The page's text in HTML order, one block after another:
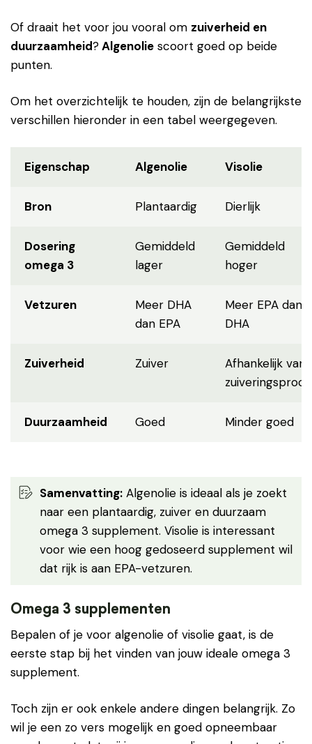
Of draait het voor jou vooral om zuiverheid en
duurzaamheid?Algenolie scoort goed op beide
punten.
Om het overzichtelijk te houden, zijn de belangrijkste
verschillen hieronder in een tabel weergegeven.
Eigenschap Algenolie Visolie
Bron Plantaardig Dierlijk
Dosering
omega 3
Gemiddeld
lager
Gemiddeld
hoger
Vetzuren
Meer DHA
dan EPA
Meer EPA dan
DHA
Zuiverheid Zuiver
Afhankelijk van
Duurzaamheid Goed Minder goed
Samenvatting: Algenolie is ideaal als je zoekt
naar een plantaardig, zuiver en duurzaam
omega 3 supplement. Visolie is interessant
voor wie een hoog gedoseerd supplement wil
dat rijk is aan EPA-vetzuren.
Omega 3 supplementen
Bepalen of je voor algenolie of visolie gaat, is de
eerste stap bij het vinden van jouw ideale omega 3
supplement.
Toch zijn er ook enkele andere dingen belangrijk. Zo
wil je een zo vers mogelijk en goed opneembaar